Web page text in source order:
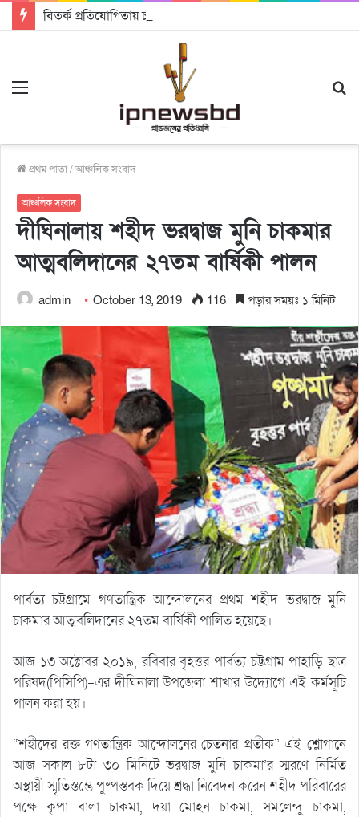
প্রথম পাতা/আঞ্চলিক সংবাদ
আঞ্চলিক সংবাদ
দীঘিনালায় শহীদ ভরদ্বাজ মুনি চাকমার
আত্মবলিদানের ২৭তম বার্ষিকী পালন
admin October 13, 2019 116 পড়ার সময়ঃ ১ মিনিট
পার্বত্য চট্টগ্রামে গণতান্ত্রিক আন্দোলনের প্রথম শহীদ ভরদ্বাজ মুনি
চাকমার আত্মবলিদানের ২৭তম বার্ষিকী পালিত হয়েছে।
আজ ১৩ অক্টোবর ২০১৯, রবিবার বৃহত্তর পার্বত্য চট্টগ্রাম পাহাড়ি ছাত্র
পরিষদ(পিসিপি)-এর দীঘিনালা উপজেলা শাখার উদ্যোগে এই কর্মসূচি
পালন করা হয়।
“শহীদের রক্ত গণতান্ত্রিক আন্দোলনের চেতনার প্রতীক” এই শ্লোগানে
আজ সকাল ৮টা ৩০ মিনিটে ভরদ্বাজ মুনি চাকমা’র স্মরণে নির্মিত
অস্থায়ী স্মৃতিস্তম্ভে পুষ্পস্তবক দিয়ে শ্রদ্ধা নিবেদন করেন শহীদ পরিবারের
পক্ষে কৃপা বালা চাকমা, দয়া মোহন চাকমা, সমলেন্দু চাকমা,